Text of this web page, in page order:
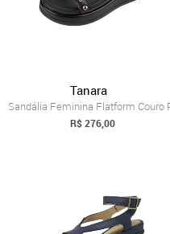
Tanara
R$ 276,00